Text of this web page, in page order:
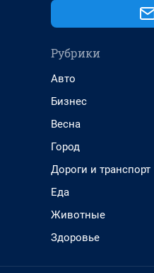
Рубрики
Авто
Бизнес
Весна
Город
Дороги и транспорт
Еда
Животные
Здоровье